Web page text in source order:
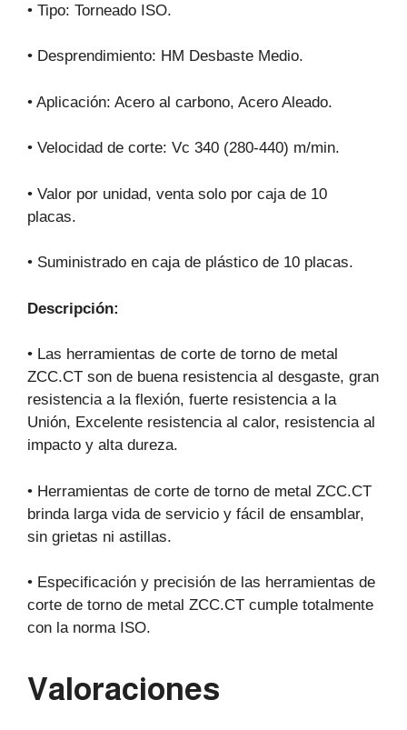
• Tipo: Torneado ISO.
• Desprendimiento: HM Desbaste Medio.
• Aplicación: Acero al carbono, Acero Aleado.
• Velocidad de corte: Vc 340 (280-440) m/min.
• Valor por unidad, venta solo por caja de 10
placas.
• Suministrado en caja de plástico de 10 placas.
Descripción:
• Las herramientas de corte de torno de metal
ZCC.CT son de buena resistencia al desgaste, gran
resistencia a la flexión, fuerte resistencia a la
Unión, Excelente resistencia al calor, resistencia al
impacto y alta dureza.
• Herramientas de corte de torno de metal ZCC.CT
brinda larga vida de servicio y fácil de ensamblar,
sin grietas ni astillas.
• Especificación y precisión de las herramientas de
corte de torno de metal ZCC.CT cumple totalmente
con la norma ISO.
Valoraciones